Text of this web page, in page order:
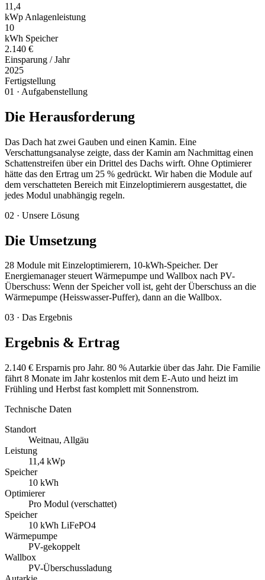
11,4
kWp Anlagenleistung
10
kWh Speicher
2.140 €
Einsparung / Jahr
2025
Fertigstellung
01 · Aufgabenstellung
Die Herausforderung
Das Dach hat zwei Gauben und einen Kamin. Eine
Verschattungsanalyse zeigte, dass der Kamin am Nachmittag einen
Schattenstreifen über ein Drittel des Dachs wirft. Ohne Optimierer
hätte das den Ertrag um 25 % gedrückt. Wir haben die Module auf
dem verschatteten Bereich mit Einzeloptimierern ausgestattet, die
jedes Modul unabhängig regeln.
02 · Unsere Lösung
Die Umsetzung
28 Module mit Einzeloptimierern, 10-kWh-Speicher. Der
Energiemanager steuert Wärmepumpe und Wallbox nach PV-
Überschuss: Wenn der Speicher voll ist, geht der Überschuss an die
Wärmepumpe (Heisswasser-Puffer), dann an die Wallbox.
03 · Das Ergebnis
Ergebnis & Ertrag
2.140 € Ersparnis pro Jahr. 80 % Autarkie über das Jahr. Die Familie
fährt 8 Monate im Jahr kostenlos mit dem E-Auto und heizt im
Frühling und Herbst fast komplett mit Sonnenstrom.
Technische Daten
Standort
Weitnau, Allgäu
Leistung
11,4 kWp
Speicher
10 kWh
Optimierer
Pro Modul (verschattet)
Speicher
10 kWh LiFePO4
Wärmepumpe
PV-gekoppelt
Wallbox
PV-Überschussladung